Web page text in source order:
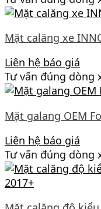
Mặt calăng xe
Liên hệ báo giá
Tư vấn đúng dòng
Mặt galang OEM
Liên hệ báo giá
Tư vấn đúng dòng